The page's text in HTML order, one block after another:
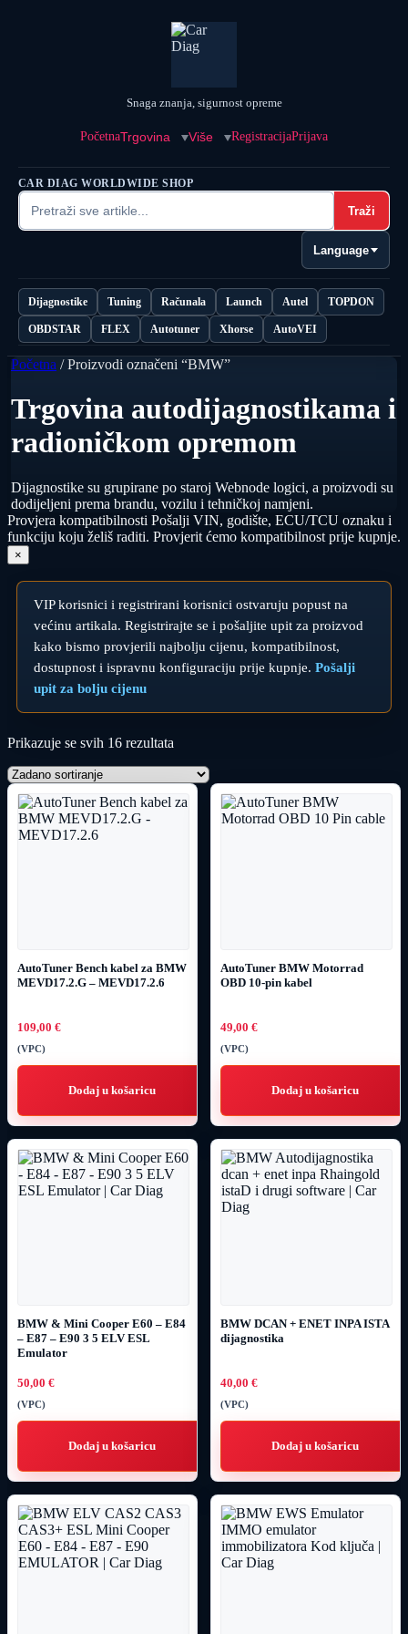
Snaga znanja, sigurnost opreme
PočetnaTrgovina Više RegistracijaPrijava
CAR DIAG WORLDWIDE SHOP
Traži
Language
Dijagnostike Tuning Računala Launch Autel TOPDON
OBDSTAR FLEX Autotuner Xhorse AutoVEI
Početna / Proizvodi označeni “BMW”
Trgovina autodijagnostikama i
radioničkom opremom
Dijagnostike su grupirane po staroj Webnode logici, a proizvodi su
dodijeljeni prema brandu, vozilu i tehničkoj namjeni.
Provjera kompatibilnosti Pošalji VIN, godište, ECU/TCU oznaku i
funkciju koju želiš raditi. Provjerit ćemo kompatibilnost prije kupnje.
×
VIP korisnici i registrirani korisnici ostvaruju popust na
većinu artikala. Registrirajte se i pošaljite upit za proizvod
kako bismo provjerili najbolju cijenu, kompatibilnost,
dostupnost i ispravnu konfiguraciju prije kupnje. Pošalji
upit za bolju cijenu
Prikazuje se svih 16 rezultata
AutoTuner Bench kabel za BMW
MEVD17.2.G – MEVD17.2.6
109,00 €
(VPC)
Dodaj u košaricu
AutoTuner BMW Motorrad
OBD 10-pin kabel
49,00 €
(VPC)
Dodaj u košaricu
BMW & Mini Cooper E60 – E84
– E87 – E90 3 5 ELV ESL
Emulator
50,00 €
(VPC)
Dodaj u košaricu
BMW DCAN + ENET INPA ISTA
dijagnostika
40,00 €
(VPC)
Dodaj u košaricu